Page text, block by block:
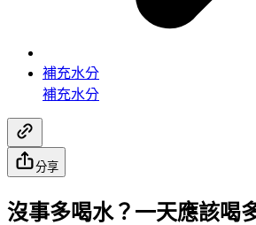
補充水分
補充水分
分享
沒事多喝水？一天應該喝